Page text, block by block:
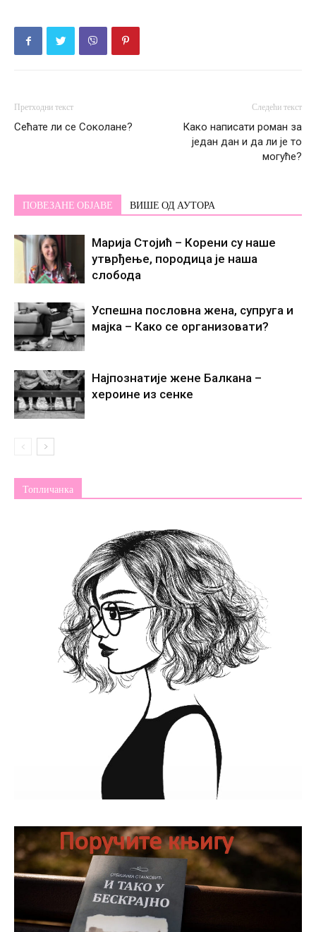
Претходни текст
Сећате ли се Соколане?
Следећи текст
Како написати роман за
један дан и да ли је то
могуће?
ПОВЕЗАНЕ ОБЈАВЕ ВИШЕ ОД АУТОРА
Марија Стојић – Корени су наше
утврђење, породица је наша
слобода
Успешна пословна жена, супруга и
мајка – Како се организовати?
Најпознатије жене Балкана –
хероине из сенке
Топличанка